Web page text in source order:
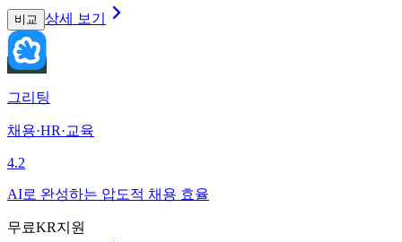
비교 상세 보기
그리팅
채용·HR·교육
4.2
AI로 완성하는 압도적 채용 효율
무료KR지원